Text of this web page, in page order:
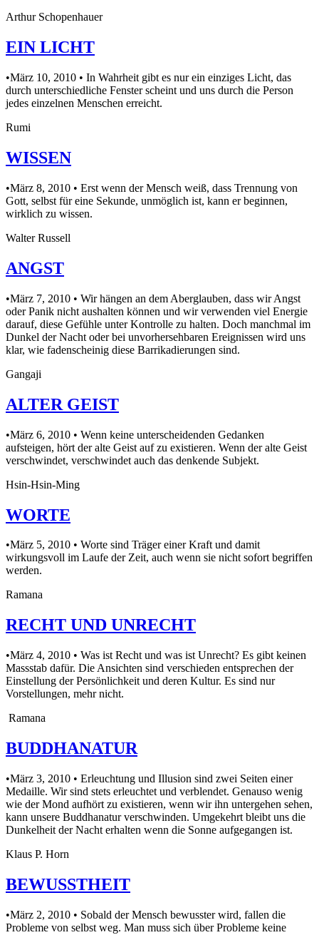
Arthur Schopenhauer
EIN LICHT
•März 10, 2010 • In Wahrheit gibt es nur ein einziges Licht, das
durch unterschiedliche Fenster scheint und uns durch die Person
jedes einzelnen Menschen erreicht.
Rumi
WISSEN
•März 8, 2010 • Erst wenn der Mensch weiß, dass Trennung von
Gott, selbst für eine Sekunde, unmöglich ist, kann er beginnen,
wirklich zu wissen.
Walter Russell
ANGST
•März 7, 2010 • Wir hängen an dem Aberglauben, dass wir Angst
oder Panik nicht aushalten können und wir verwenden viel Energie
darauf, diese Gefühle unter Kontrolle zu halten. Doch manchmal im
Dunkel der Nacht oder bei unvorhersehbaren Ereignissen wird uns
klar, wie fadenscheinig diese Barrikadierungen sind.
Gangaji
ALTER GEIST
•März 6, 2010 • Wenn keine unterscheidenden Gedanken
aufsteigen, hört der alte Geist auf zu existieren. Wenn der alte Geist
verschwindet, verschwindet auch das denkende Subjekt.
Hsin-Hsin-Ming
WORTE
•März 5, 2010 • Worte sind Träger einer Kraft und damit
wirkungsvoll im Laufe der Zeit, auch wenn sie nicht sofort begriffen
werden.
Ramana
RECHT UND UNRECHT
•März 4, 2010 • Was ist Recht und was ist Unrecht? Es gibt keinen
Massstab dafür. Die Ansichten sind verschieden entsprechen der
Einstellung der Persönlichkeit und deren Kultur. Es sind nur
Vorstellungen, mehr nicht.
Ramana
BUDDHANATUR
•März 3, 2010 • Erleuchtung und Illusion sind zwei Seiten einer
Medaille. Wir sind stets erleuchtet und verblendet. Genauso wenig
wie der Mond aufhört zu existieren, wenn wir ihn untergehen sehen,
kann unsere Buddhanatur verschwinden. Umgekehrt bleibt uns die
Dunkelheit der Nacht erhalten wenn die Sonne aufgegangen ist.
Klaus P. Horn
BEWUSSTHEIT
•März 2, 2010 • Sobald der Mensch bewusster wird, fallen die
Probleme von selbst weg. Man muss sich über Probleme keine